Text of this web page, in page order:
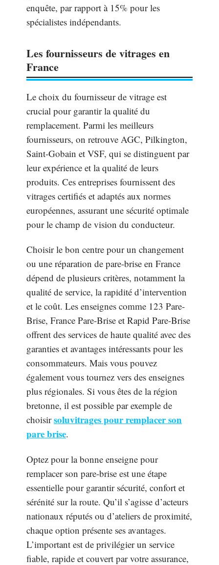
enquête, par rapport à 15% pour les
spécialistes indépendants.
Les fournisseurs de vitrages en
France
Le choix du fournisseur de vitrage est
crucial pour garantir la qualité du
remplacement. Parmi les meilleurs
fournisseurs, on retrouve AGC, Pilkington,
Saint-Gobain et VSF, qui se distinguent par
leur expérience et la qualité de leurs
produits. Ces entreprises fournissent des
vitrages certifiés et adaptés aux normes
européennes, assurant une sécurité optimale
pour le champ de vision du conducteur.
Choisir le bon centre pour un changement
ou une réparation de pare-brise en France
dépend de plusieurs critères, notamment la
qualité de service, la rapidité d’intervention
et le coût. Les enseignes comme 123 Pare-
Brise, France Pare-Brise et Rapid Pare-Brise
offrent des services de haute qualité avec des
garanties et avantages intéressants pour les
consommateurs. Mais vous pouvez
également vous tournez vers des enseignes
plus régionales. Si vous êtes de la région
bretonne, il est possible par exemple de
choisirsoluvitrages pour remplacer son
pare brise.
Optez pour la bonne enseigne pour
remplacer son pare-brise est une étape
essentielle pour garantir sécurité, confort et
sérénité sur la route. Qu’il s’agisse d’acteurs
nationaux réputés ou d’ateliers de proximité,
chaque option présente ses avantages.
L’important est de privilégier un service
fiable, rapide et couvert par votre assurance,